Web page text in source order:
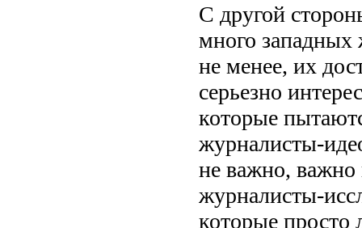
С другой
много западных
не менее, их
серьезно
которые
журналисты-
не важно,
журналисты-
которые просто